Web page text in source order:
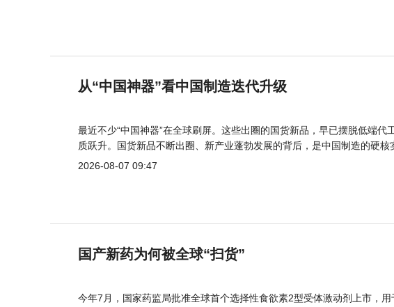
从“中国神器”看中国制造迭代升级
最近不少“中国神器”在全球刷屏。这些出圈的国货新品，早已摆脱低端
质跃升。国货新品不断出圈、新产业蓬勃发展的背后，是中国制造的硬核
2026-08-07 09:47
国产新药为何被全球“扫货”
今年7月，国家药监局批准全球首个选择性食欲素2型受体激动剂上市，